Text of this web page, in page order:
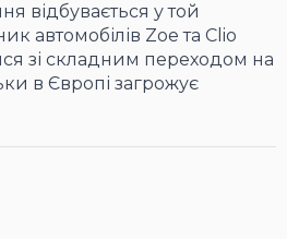
відбувається у той
автомобілів Zoe та Clio
зі складним переходом на
в Європі загрожує